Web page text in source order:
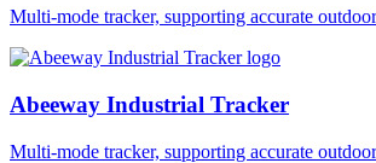
Multi-mode tracker, supporting accurate
Abeeway Industrial Tracker
Multi-mode tracker, supporting accurate